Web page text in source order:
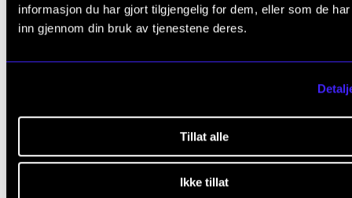
informasjon du har gjort tilgjengelig for dem, eller som de
inn gjennom din bruk av tjenestene deres.
Tillat alle
Ikke tillat